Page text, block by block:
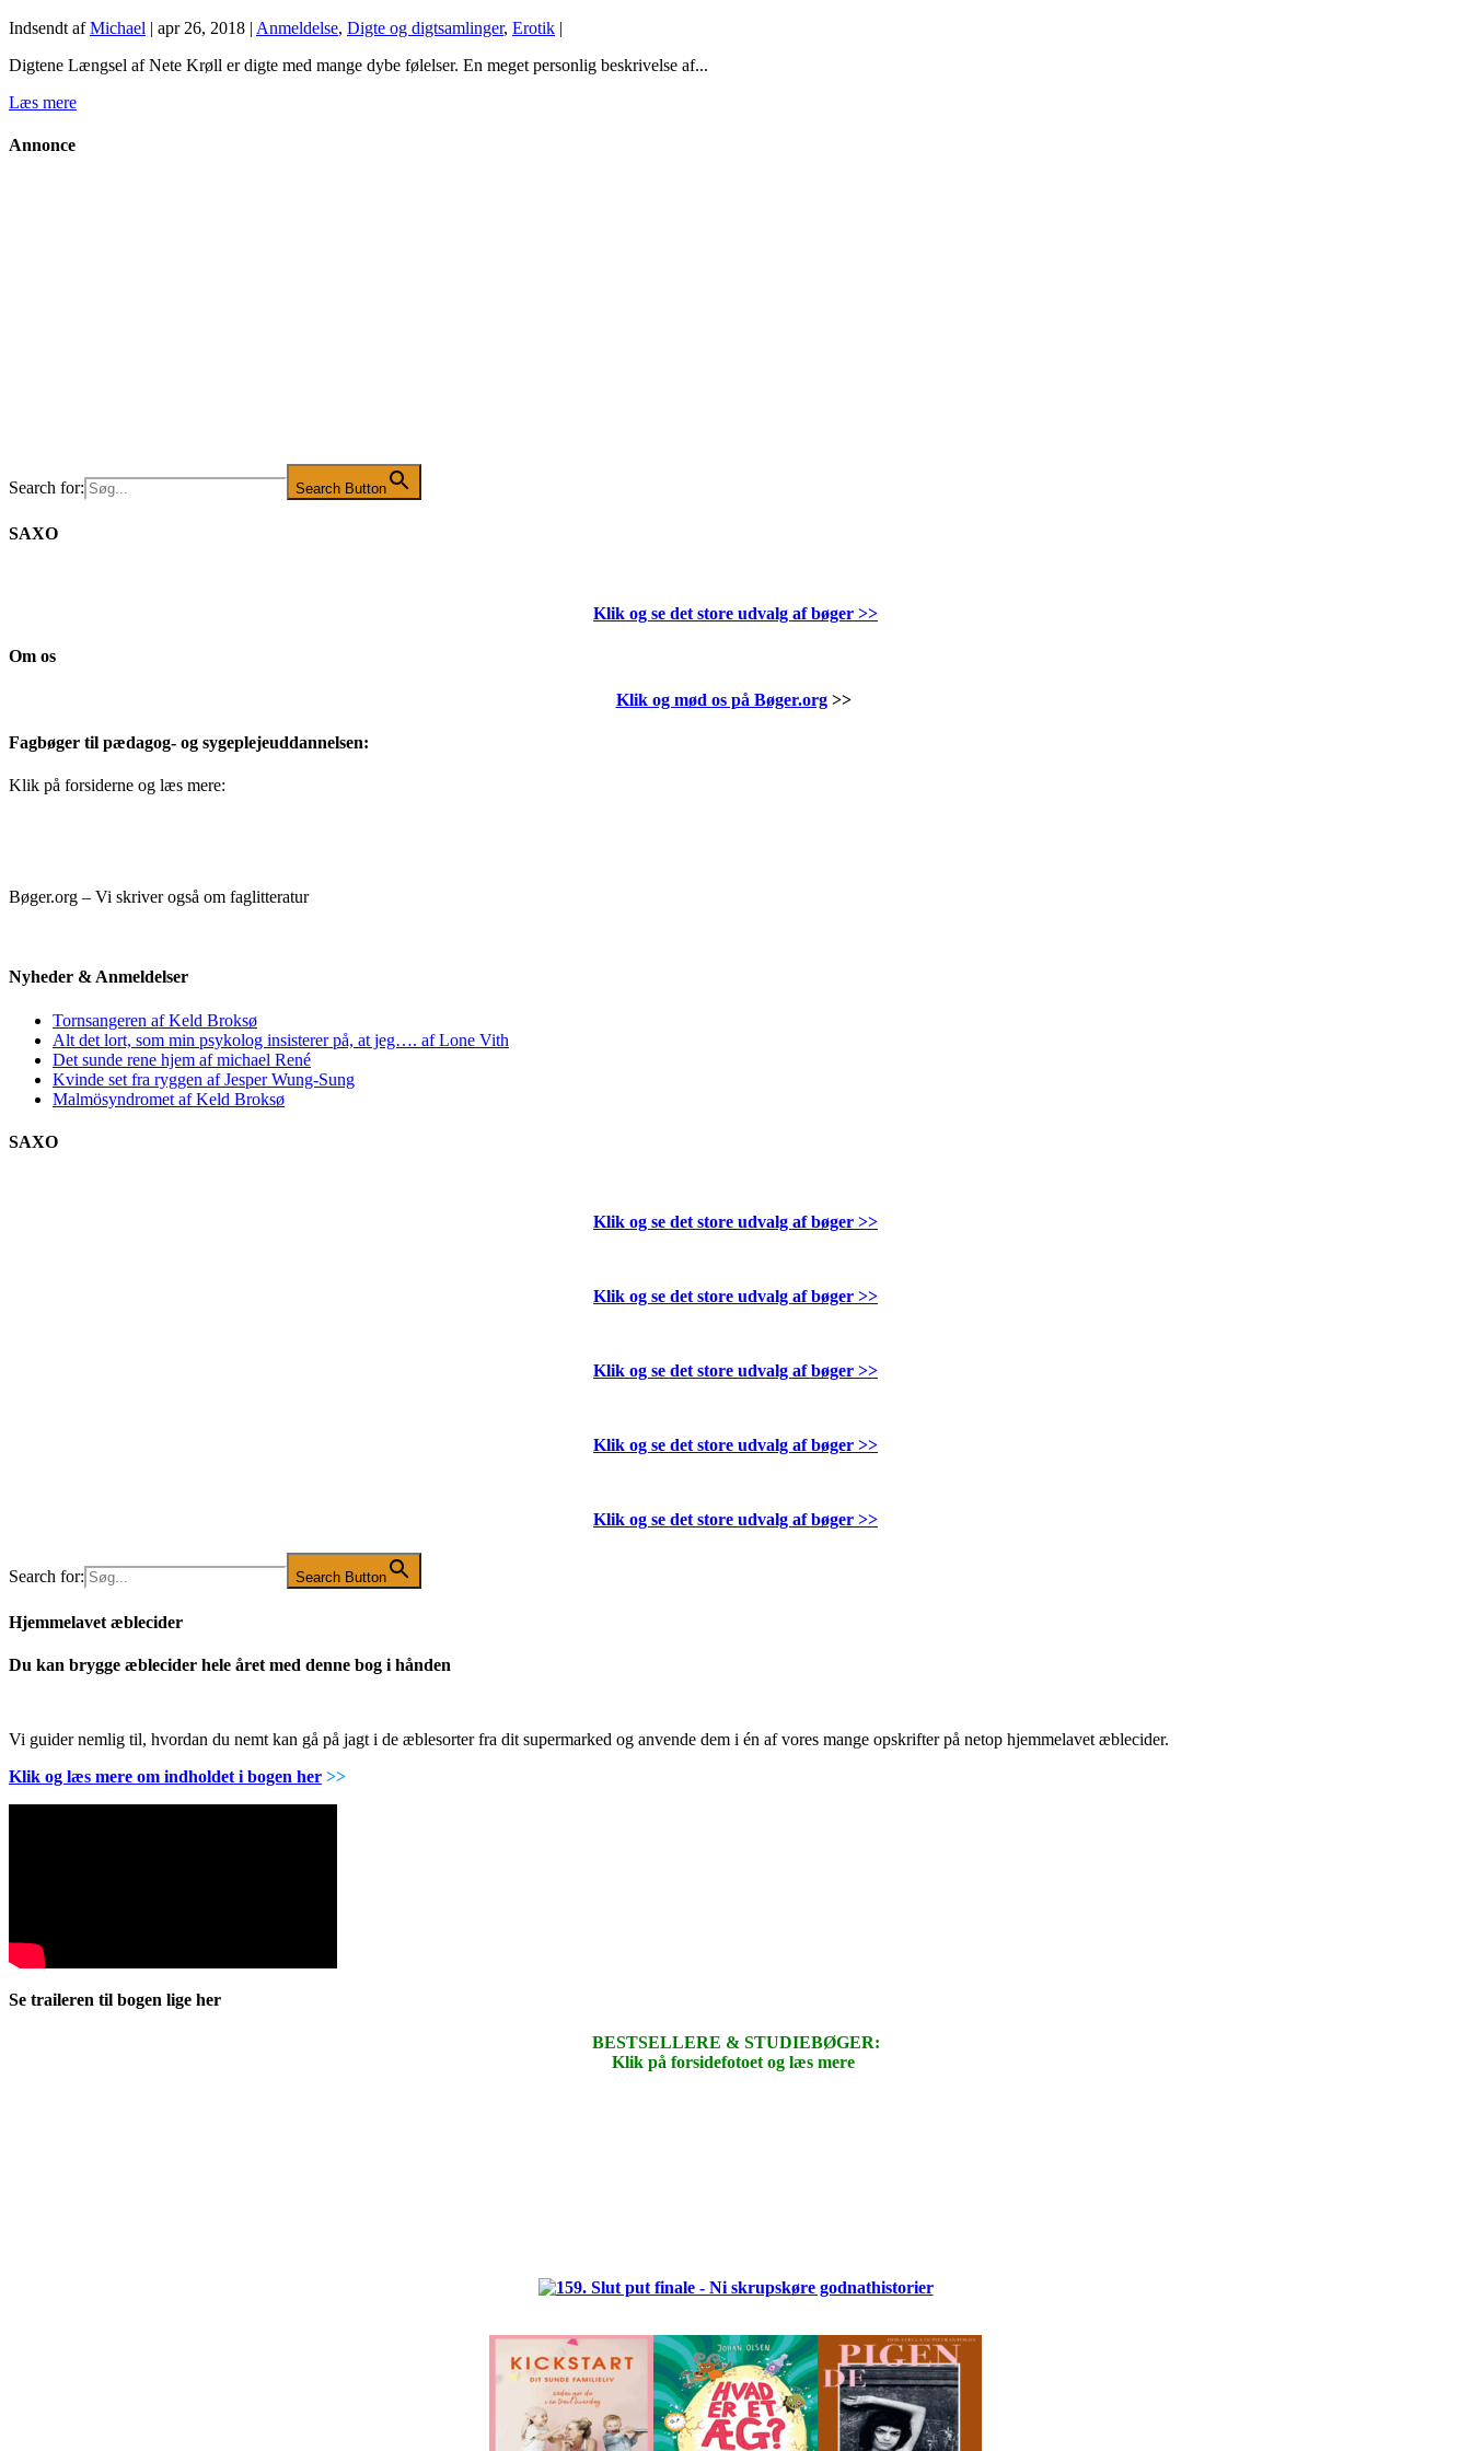
Indsendt afMichael | apr 26, 2018 | Anmeldelse, Digte og digtsamlinger, Erotik |
Digtene Længsel af Nete Krøll er digte med mange dybe følelser. En meget personlig beskrivelse af...
Læs mere
Annonce
Search for: Search Button
SAXO
Klik og se det store udvalg af bøger >>
Om os
Klik og mød os på Bøger.org>>
Fagbøger til pædagog- og sygeplejeuddannelsen:
Klik på forsiderne og læs mere:
Bøger.org – Vi skriver også om faglitteratur
Nyheder & Anmeldelser
Tornsangeren af Keld Broksø
Alt det lort, som min psykolog insisterer på, at jeg…. af Lone Vith
Det sunde rene hjem af michael René
Kvinde set fra ryggen af Jesper Wung-Sung
Malmösyndromet af Keld Broksø
SAXO
Klik og se det store udvalg af bøger >>
Klik og se det store udvalg af bøger >>
Klik og se det store udvalg af bøger >>
Klik og se det store udvalg af bøger >>
Klik og se det store udvalg af bøger >>
Search for: Search Button
Hjemmelavet æblecider
Du kan brygge æblecider hele året med denne bog i hånden
Vi guider nemlig til, hvordan du nemt kan gå på jagt i de æblesorter fra dit supermarked og anvende dem i én af vores mange opskrifter på netop hjemmelavet æblecider.
Klik og læs mere om indholdet i bogen her >>
Se traileren til bogen lige her
BESTSELLERE & STUDIEBØGER:
Klik på forsidefotoet og læs mere